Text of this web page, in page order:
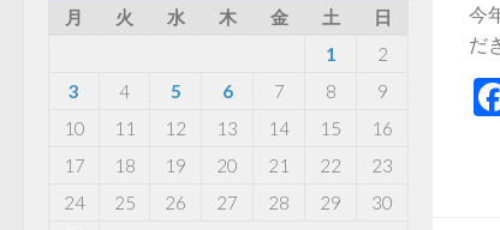
今
だ
月
火 水 木 金 土
日
1
2
3
4 5 6 7 8
9
10
11 12 13 14 15
16
17
18 19 20 21 22
23
24
25 26 27 28 29
30